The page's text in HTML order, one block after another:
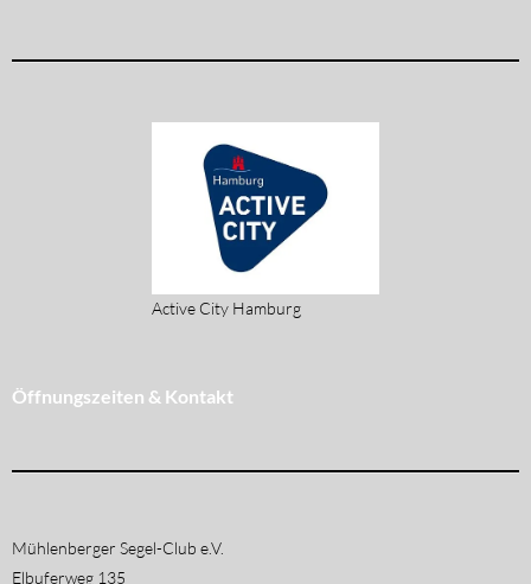
Active City Hamburg
Öffnungszeiten & Kontakt
Mühlenberger Segel-Club e.V.
Elbuferweg 135